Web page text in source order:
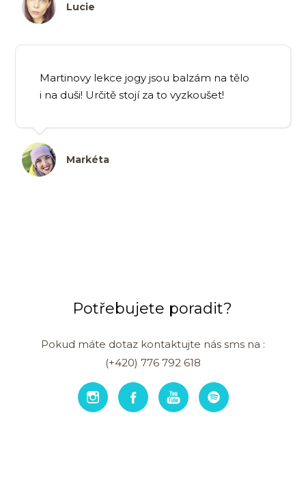
Lucie
Martinovy lekce jogy jsou balzám na tělo
i na duši! Určitě stojí za to vyzkoušet!
Markéta
Potřebujete poradit?
Pokud máte dotaz kontaktujte nás sms na :
(+420) 776 792 618